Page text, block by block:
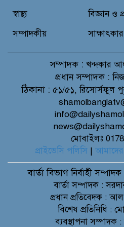
স্বাস্থ্য
সম্পাদকীয়
বিজ্ঞান ও
সাক্ষাৎকার
সম্পাদক : খন্দকার
প্রধান সম্পাদক :
ঠিকানা : ৫১/৫১, রিসোর্সফুল
মোবাইলঃ
প্রাইভেসি পলিসি | আমাদের
বার্তা বিভাগনির্বাহী
বার্তা সম্পাদক :
প্রধান প্রতিবেদক :
বিশেষ প্রতিনিধি :
ব্যবস্থাপনা সম্পাদক